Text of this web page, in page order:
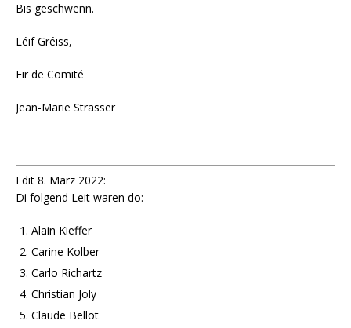
Bis geschwënn.
Léif Gréiss,
Fir de Comité
Jean-Marie Strasser
Edit 8. März 2022:
Di folgend Leit waren do:
Alain Kieffer
Carine Kolber
Carlo Richartz
Christian Joly
Claude Bellot